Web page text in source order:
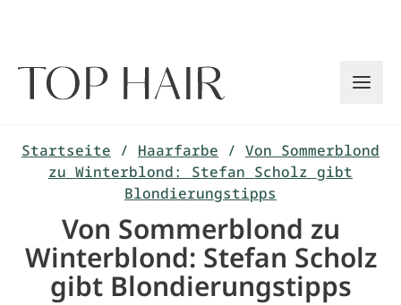
Startseite / Haarfarbe / Von Sommerblond
zu Winterblond: Stefan Scholz gibt
Blondierungstipps
Von Sommerblond zu
Winterblond: Stefan Scholz
gibt Blondierungstipps